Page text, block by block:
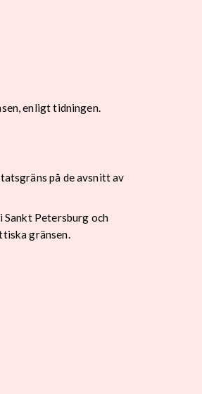
enligt tidningen.
på de avsnitt av
Petersburg och
gränsen.